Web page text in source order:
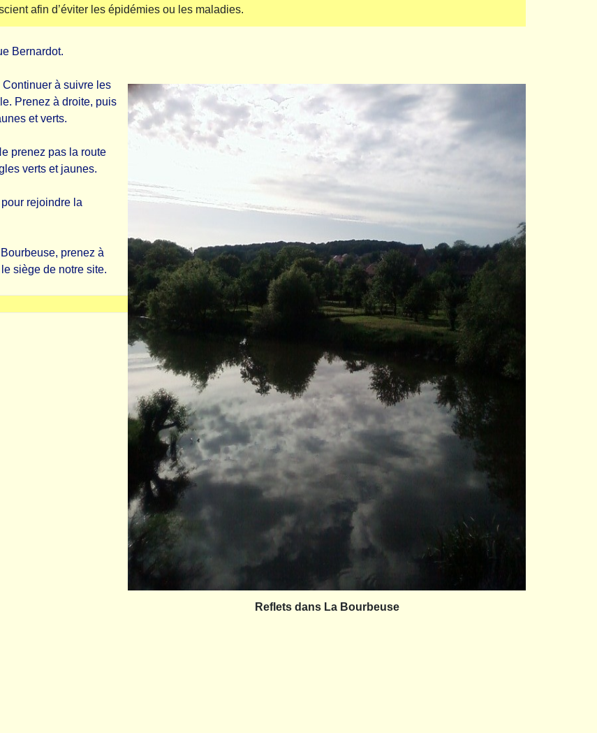
afin d’éviter les épidémies ou les maladies.
Bernardot.
Reflets dans La Bourbeuse
Continuer à suivre les
Prenez à droite, puis
et verts.
prenez pas la route
verts et jaunes.
rejoindre la
prenez à
siège de notre site.